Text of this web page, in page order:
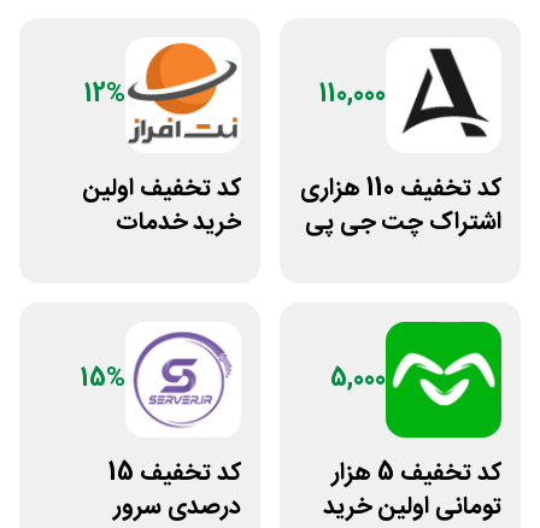
110,000
کد تخفیف 110 هزاری
اشتراک چت جی پی
12%
کد تخفیف اولین
خرید خدمات
5,000
کد تخفیف 5 هزار
تومانی اولین خرید
15%
کد تخفیف 15
درصدی سرور